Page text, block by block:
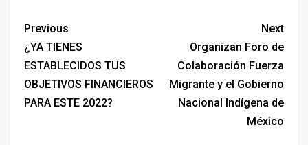
Previous
¿YA TIENES
ESTABLECIDOS TUS
OBJETIVOS FINANCIEROS
PARA ESTE 2022?
Next
Organizan Foro de
Colaboración Fuerza
Migrante y el Gobierno
Nacional Indígena de
México